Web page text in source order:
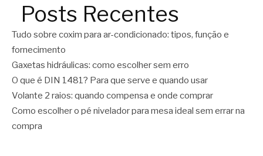
Posts Recentes
Tudo sobre coxim para ar-condicionado: tipos, função e
fornecimento
Gaxetas hidráulicas: como escolher sem erro
O que é DIN 1481? Para que serve e quando usar
Volante 2 raios: quando compensa e onde comprar
Como escolher o pé nivelador para mesa ideal sem errar na
compra